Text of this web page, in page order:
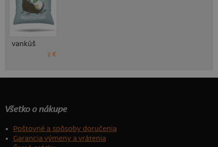
vankúš
7 €
Všetko o nákupe
Poštovné a spôsoby doručenia
Garancia výmeny a vrátenia